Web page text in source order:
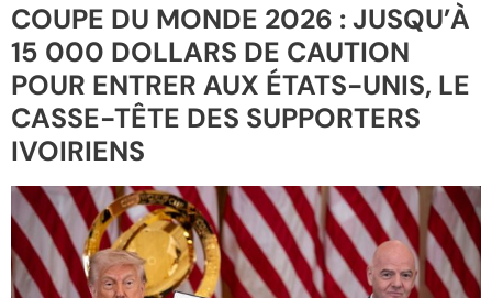
COUPE DU MONDE 2026 : JUSQU’À
15 000 DOLLARS DE CAUTION
POUR ENTRER AUX ÉTATS-UNIS, LE
CASSE-TÊTE DES SUPPORTERS
IVOIRIENS